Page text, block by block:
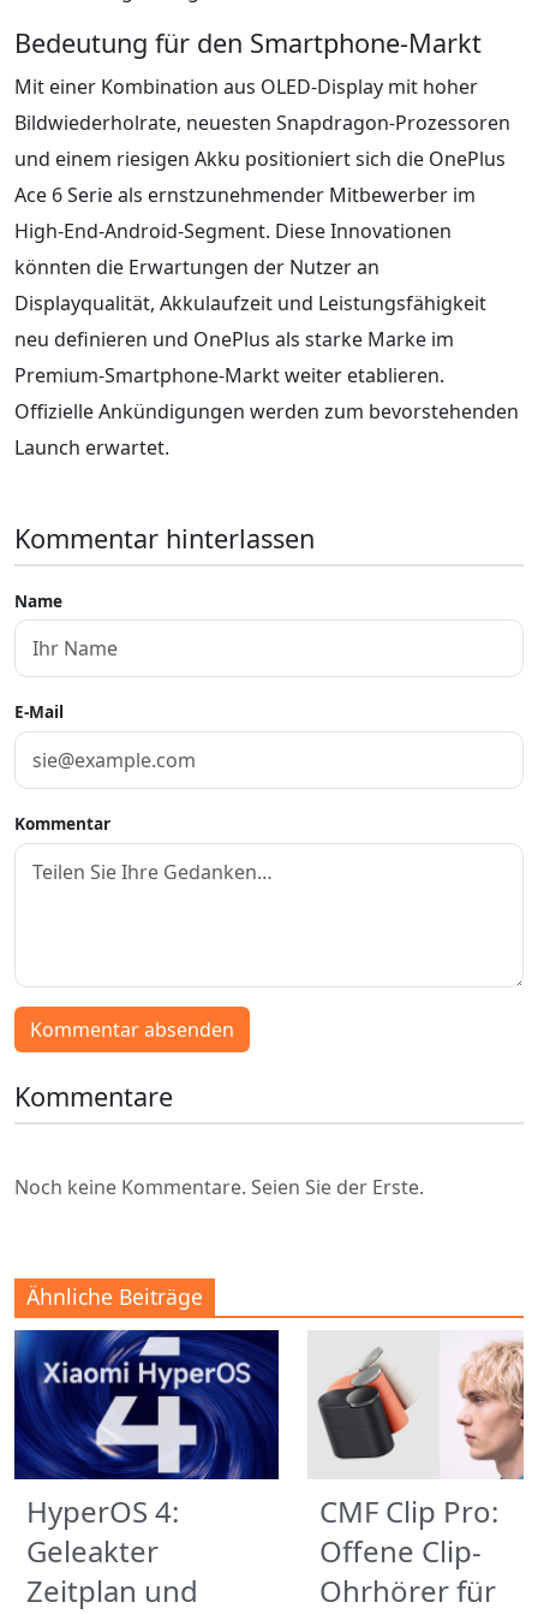
Bedeutung für den Smartphone-Markt
Mit einer Kombination aus OLED-Display mit hoher
Bildwiederholrate, neuesten Snapdragon-Prozessoren
und einem riesigen Akku positioniert sich die OnePlus
Ace 6 Serie als ernstzunehmender Mitbewerber im
High-End-Android-Segment. Diese Innovationen
könnten die Erwartungen der Nutzer an
Displayqualität, Akkulaufzeit und Leistungsfähigkeit
neu definieren und OnePlus als starke Marke im
Premium-Smartphone-Markt weiter etablieren.
Offizielle Ankündigungen werden zum bevorstehenden
Launch erwartet.
Kommentar hinterlassen
Name
E-Mail
Kommentar
Kommentar absenden
Kommentare
Noch keine Kommentare. Seien Sie der Erste.
Ähnliche Beiträge
HyperOS 4:
Geleakter
Zeitplan und
CMF Clip Pro:
Offene Clip-
Ohrhörer für